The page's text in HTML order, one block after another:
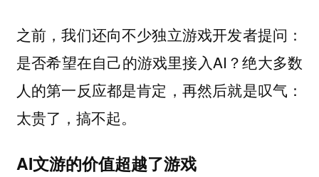
之前，我们还向不少独立游戏开发者提问：
是否希望在自己的游戏里接入AI？绝大多数
人的第一反应都是肯定，再然后就是叹气：
太贵了，搞不起。
AI文游的价值超越了游戏